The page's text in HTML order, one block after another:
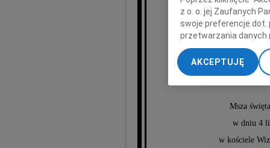
Msza
w dniu 4
w kościele
z o. o. jej Zaufanych
swoje preferencje dot.
przetwarzania danych
„Ustawienia
My, nasi Zaufani
dokładnych danych
Przechowywanie
treści, badnie
AKCEPTUJĘ